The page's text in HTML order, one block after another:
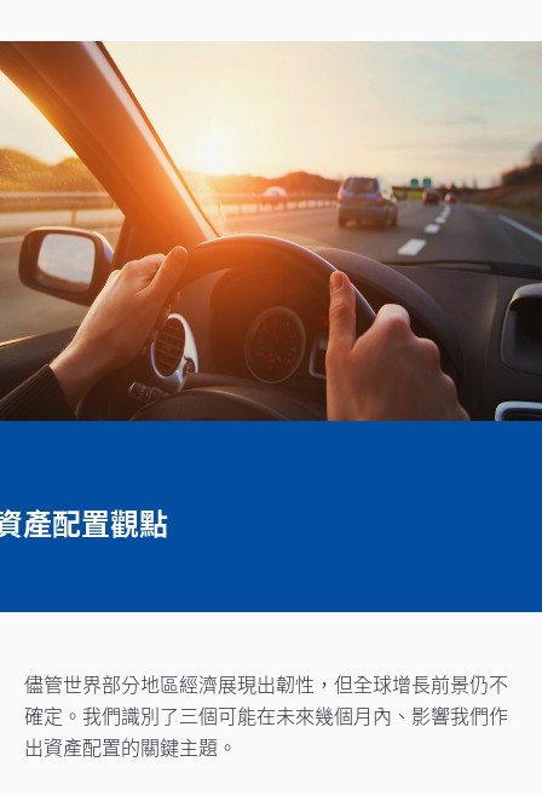
產配置觀點
儘管世界部分地區經濟展現出韌性，但全球增長前景仍不
確定。我們識別了三個可能在未來幾個月內、影響我們作
出資產配置的關鍵主題。